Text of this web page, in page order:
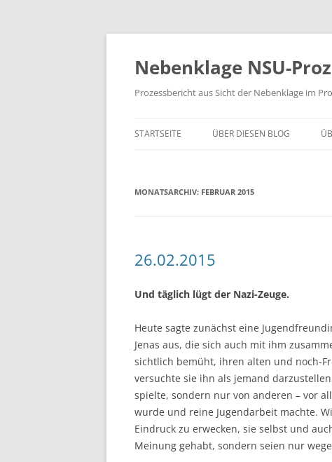
Zum
springen
Nebenklage NSU-
Prozessbericht aus Sicht der Nebenklage im
STARTSEITE ÜBER DIESEN BLOG
MONATSARCHIV: FEBRUAR 2015
26.02.2015
Und täglich lügt der Nazi-Zeuge.
Heute sagte zunächst eine
Jenas aus, die sich auch mit ihm
sichtlich bemüht, ihren alten und noch-
versuchte sie ihn als jemand
spielte, sondern nur von anderen – vor
wurde und reine Jugendarbeit machte.
Eindruck zu erwecken, sie selbst und
Meinung gehabt, sondern seien nur